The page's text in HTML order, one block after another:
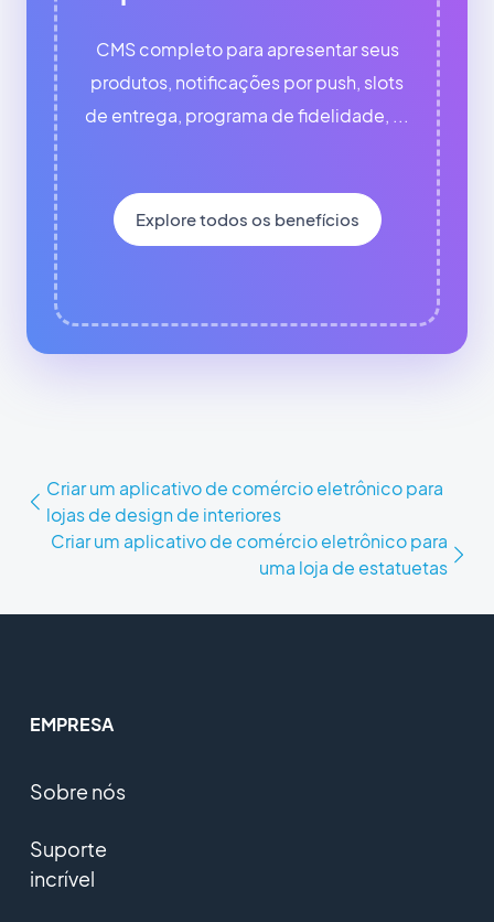
CMS completo para apresentar seus
produtos, notificações por push, slots
de entrega, programa de fidelidade, ...
Explore todos os benefícios
Criar um aplicativo de comércio eletrônico para
lojas de design de interiores
Criar um aplicativo de comércio eletrônico para
uma loja de estatuetas
EMPRESA
Sobre nós
Suporte
incrível